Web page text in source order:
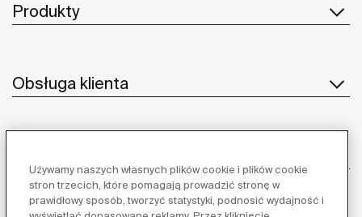
Produkty
Obsługa klienta
Używamy naszych własnych plików cookie i plików cookie
stron trzecich, które pomagają prowadzić stronę w
prawidłowy sposób, tworzyć statystyki, podnosić wydajność i